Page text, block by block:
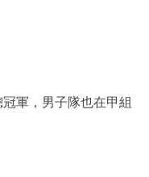
軍，男子隊也在甲組